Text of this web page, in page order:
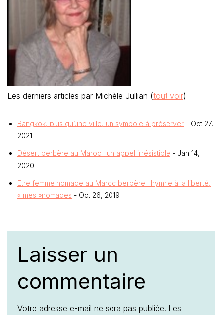
Les derniers articles par Michèle Jullian (tout voir)
Bangkok, plus qu’une ville, un symbole à préserver - Oct 27,
2021
Désert berbère au Maroc : un appel irrésistible - Jan 14,
2020
Etre femme nomade au Maroc berbère : hymne à la liberté,
« mes »nomades - Oct 26, 2019
Laisser un
commentaire
Votre adresse e-mail ne sera pas publiée. Les